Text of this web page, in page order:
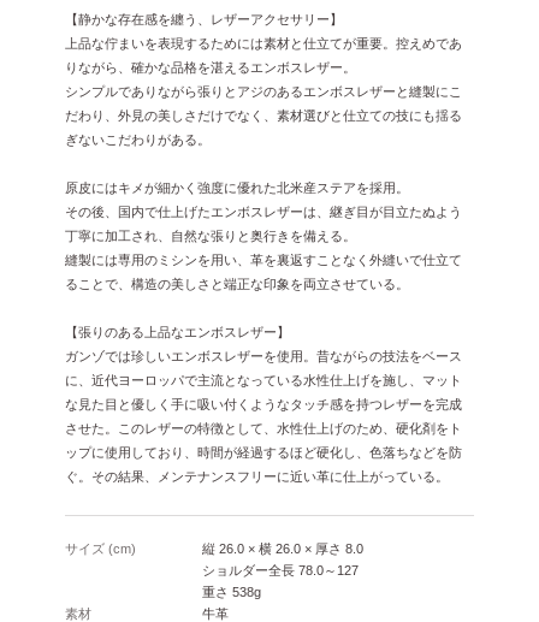
【静かな存在感を纏う、レザーアクセサリー】
上品な佇まいを表現するためには素材と仕立てが重要。控えめであ
りながら、確かな品格を湛えるエンボスレザー。
シンプルでありながら張りとアジのあるエンボスレザーと縫製にこ
だわり、外見の美しさだけでなく、素材選びと仕立ての技にも揺る
ぎないこだわりがある。
原皮にはキメが細かく強度に優れた北米産ステアを採用。
その後、国内で仕上げたエンボスレザーは、継ぎ目が目立たぬよう
丁寧に加工され、自然な張りと奥行きを備える。
縫製には専用のミシンを用い、革を裏返すことなく外縫いで仕立て
ることで、構造の美しさと端正な印象を両立させている。
【張りのある上品なエンボスレザー】
ガンゾでは珍しいエンボスレザーを使用。昔ながらの技法をベース
に、近代ヨーロッパで主流となっている水性仕上げを施し、マット
な見た目と優しく手に吸い付くようなタッチ感を持つレザーを完成
させた。このレザーの特徴として、水性仕上げのため、硬化剤をト
ップに使用しており、時間が経過するほど硬化し、色落ちなどを防
ぐ。その結果、メンテナンスフリーに近い革に仕上がっている。
サイズ (cm)
縦 26.0 × 横 26.0 × 厚さ 8.0
ショルダー全長 78.0～127
重さ 538g
素材
牛革